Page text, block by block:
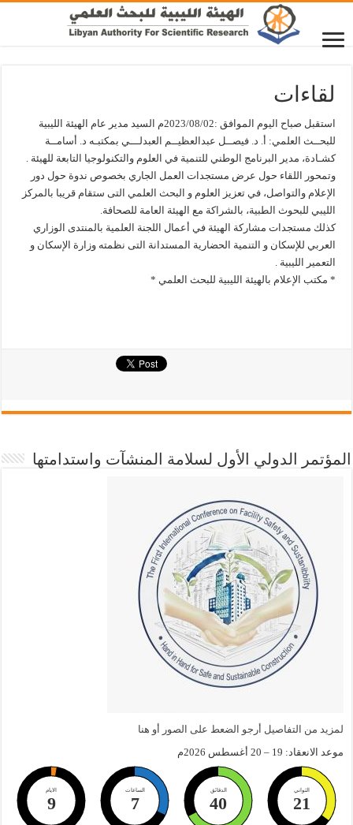
لقاءات
استقبل صباح اليوم الموافق :2023/08/02م السيد مدير عام الهيئة الليبية
للبحــث العلمي: أ. د. فيصــل عبدالعظيــم العبدلـــي بمكتبـه د. أسامــة
كشـادة، مدير البرنامج الوطني للتنمية في العلوم والتكنولوجيا التابعة للهيئة .
وتمحور اللقاء حول عرض مستجدات العمل الجاري بخصوص ندوة حول دور
الإعلام والتواصل، في تعزيز العلوم و البحث العلمي التى ستقام قريبا بالمركز
الليبي للبحوث الطبية، بالشراكة مع الهيئة العامة للصحافة.
كذلك مستجدات مشاركة الهيئة في أعمال اللجنة العلمية بالمنتدى الوزاري
العربي للإسكان و التنمية الحضارية المستدانة التى نظمته وزارة الإسكان و
التعمير الليبية .
* مكتب الإعلام بالهيئة الليبية للبحث العلمي *
المؤتمر الدولي الأول لسلامة المنشآت واستدامتها
لمزيد من التفاصيل أرجو الضعط على الصور أو هنا
موعد الانعقاد: 19 – 20 أغسطس 2026م
الايام
9
الساعات
7
الدقائق
40
الثواني
20